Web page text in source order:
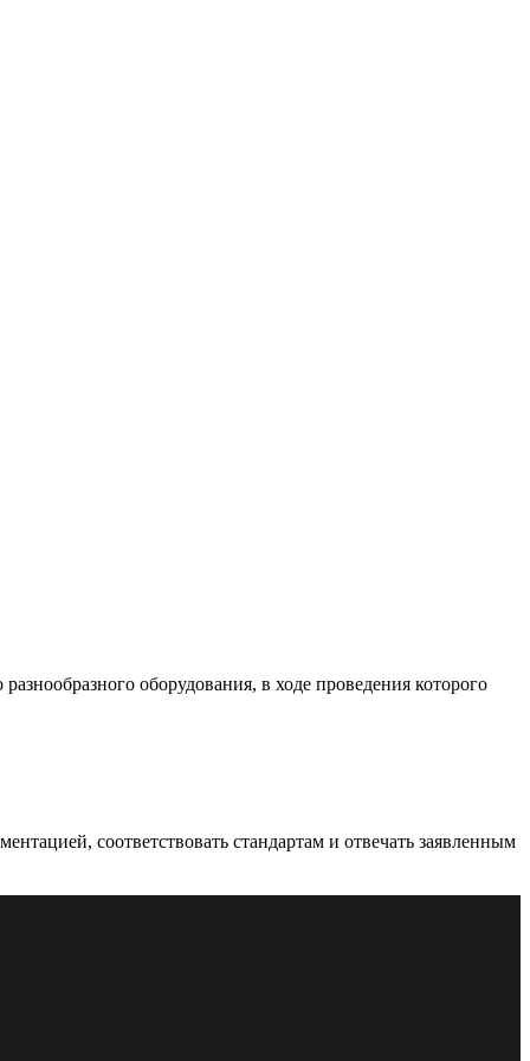
оборудования, в ходе проведения которого
соответствовать стандартам и отвечать заявленным